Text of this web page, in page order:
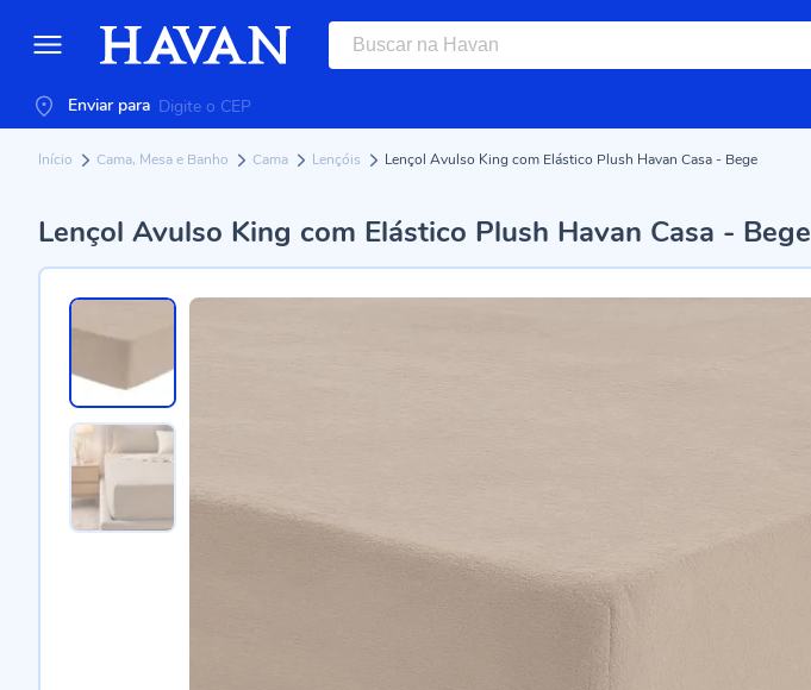
Enviar para
Início Cama, Mesa e Banho Cama Lençóis Lençol Avulso King com Elástico Plush Havan Casa - Bege
Lençol Avulso King com Elástico Plush Havan Casa - Bege